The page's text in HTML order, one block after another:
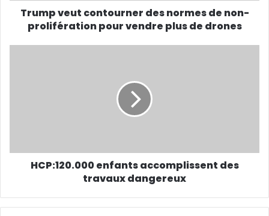
Trump veut contourner des normes de non-
prolifération pour vendre plus de drones
HCP:120.000 enfants accomplissent des
travaux dangereux